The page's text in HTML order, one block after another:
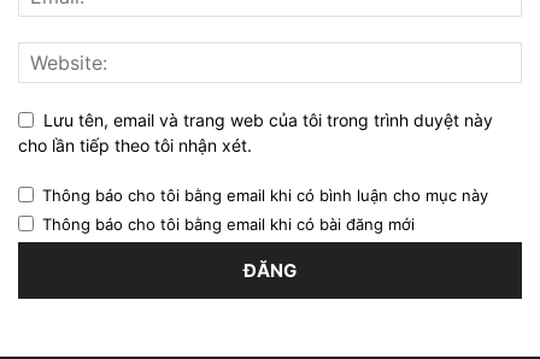
Lưu tên, email và trang web của tôi trong trình duyệt này
cho lần tiếp theo tôi nhận xét.
Thông báo cho tôi bằng email khi có bình luận cho mục này
Thông báo cho tôi bằng email khi có bài đăng mới